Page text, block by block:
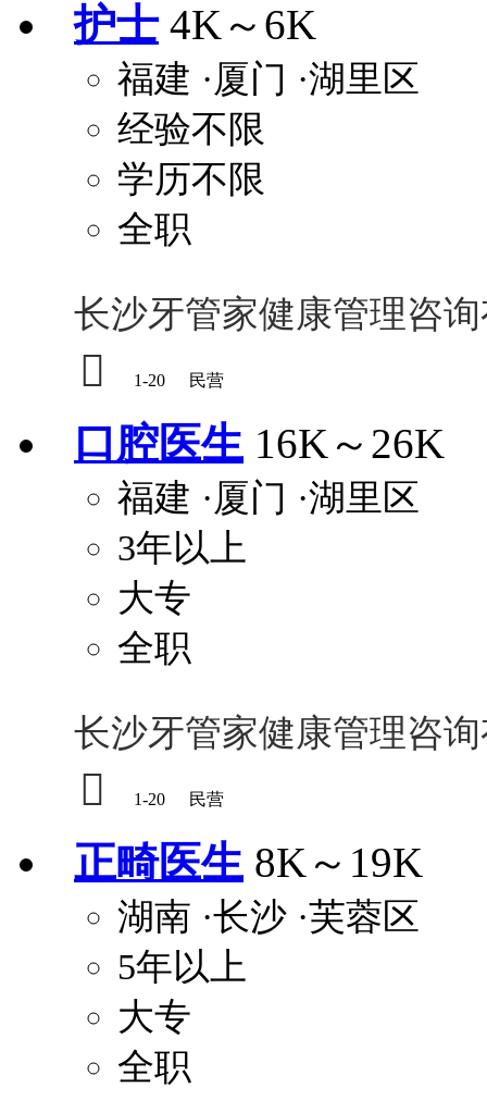
护士 4K～6K
福建 ·厦门 ·湖里区
经验不限
学历不限
全职
长沙牙管家健康管理咨
 1-20 民营
口腔医生 16K～26K
福建 ·厦门 ·湖里区
3年以上
大专
全职
长沙牙管家健康管理咨
 1-20 民营
正畸医生 8K～19K
湖南 ·长沙 ·芙蓉区
5年以上
大专
全职